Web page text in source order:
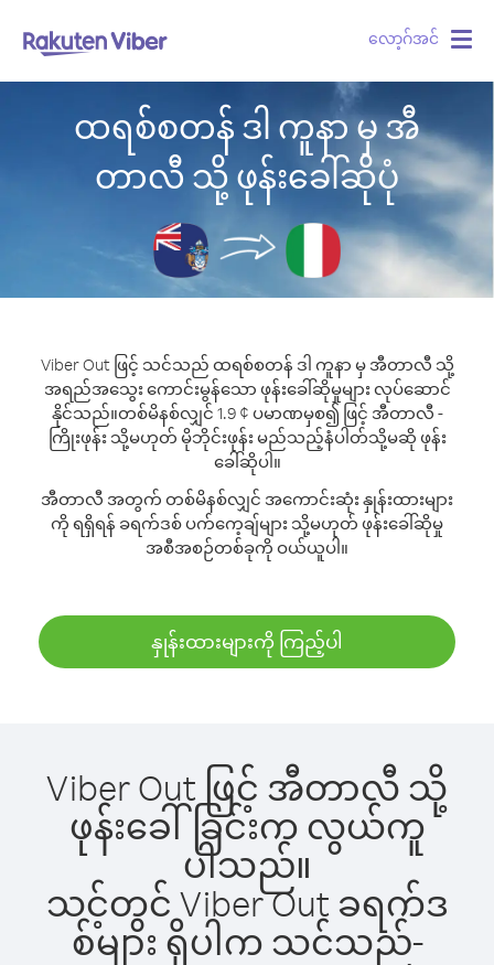
လော့ဂ်အင်
ထရစ်စတန် ဒါ ကူနာ မှ အီ
တာလီ သို့ ဖုန်းခေါ်ဆိုပုံ
Viber Out ဖြင့် သင်သည် ထရစ်စတန် ဒါ ကူနာ မှ အီတာလီ သို့
အရည်အသွေး ကောင်းမွန်သော ဖုန်းခေါ်ဆိုမှုများ လုပ်ဆောင်
နိုင်သည်။တစ်မိနစ်လျှင် 1.9 ¢ ပမာဏမှစ၍ ဖြင့် အီတာလီ -
ကြိုးဖုန်း သို့မဟုတ် မိုဘိုင်းဖုန်း မည်သည့်နံပါတ်သို့မဆို ဖုန်း
ခေါ်ဆိုပါ။
အီတာလီ အတွက် တစ်မိနစ်လျှင် အကောင်းဆုံး နှုန်းထားများ
ကို ရရှိရန် ခရက်ဒစ် ပက်ကေ့ချ်များ သို့မဟုတ် ဖုန်းခေါ်ဆိုမှု
အစီအစဉ်တစ်ခုကို ဝယ်ယူပါ။
နှုန်းထားများကို ကြည့်ပါ
Viber Out ဖြင့် အီတာလီ သို့
ဖုန်းခေါ်ခြင်းက လွယ်ကူ
ပါသည်။
သင့်တွင် Viber Out ခရက်ဒ
စ်များ ရှိပါက သင်သည်-